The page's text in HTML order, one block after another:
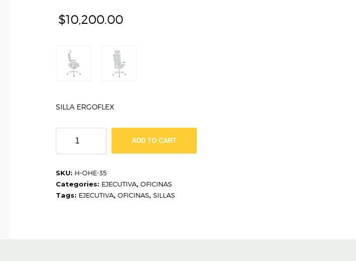
$10,200.00
SILLA ERGOFLEX
DILLON
H-
35
quantity
ADD TO CART
SKU: H-OHE-35
Categories: EJECUTIVA, OFICINAS
Tags: EJECUTIVA, OFICINAS, SILLAS